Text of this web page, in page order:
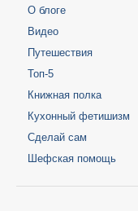
О блоге
Видео
Путешествия
Топ-5
Книжная полка
Кухонный фетишизм
Сделай сам
Шефская помощь